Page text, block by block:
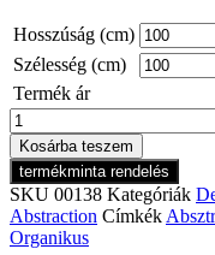
Hosszúság (cm)
Szélesség (cm)
Termék ár
Pearly
Abstraction
Pearly
mennyiség
Kosárba teszem
termékminta rendelés
SKU 00138 Kategóriák
Abstraction Címkék
Organikus